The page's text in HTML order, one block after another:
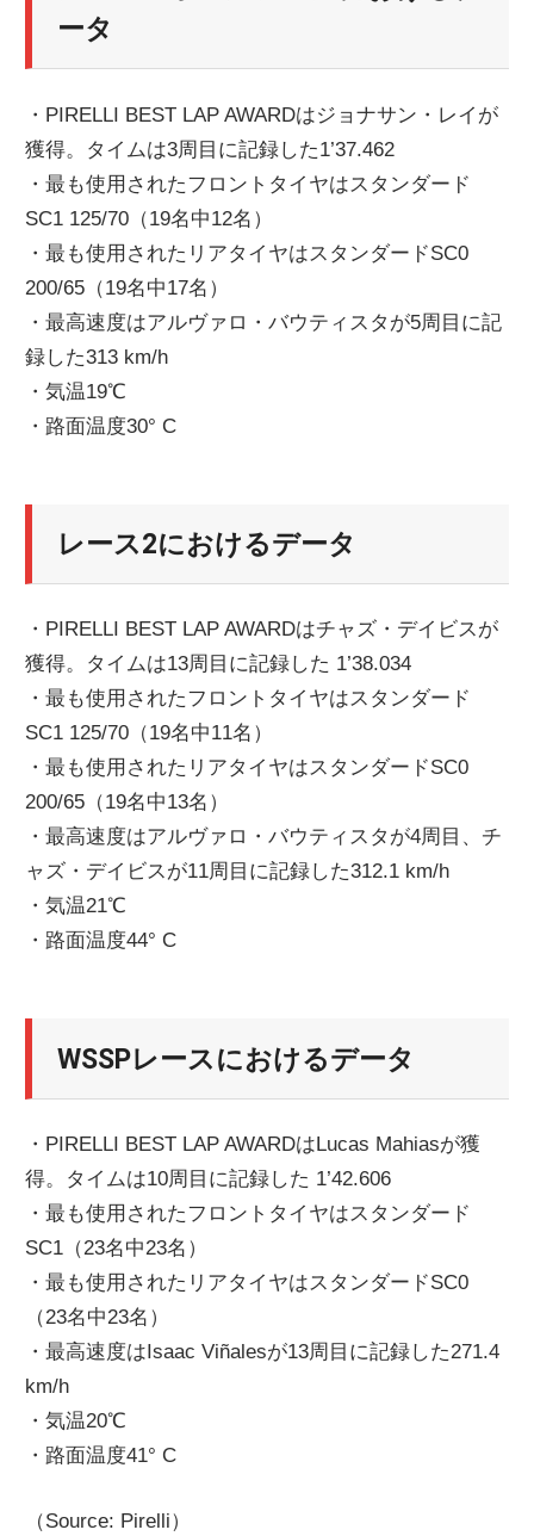
ータ
・PIRELLI BEST LAP AWARDはジョナサン・レイが
獲得。タイムは3周目に記録した1’37.462
・最も使用されたフロントタイヤはスタンダード
SC1 125/70（19名中12名）
・最も使用されたリアタイヤはスタンダードSC0
200/65（19名中17名）
・最高速度はアルヴァロ・バウティスタが5周目に記
録した313 km/h
・気温19℃
・路面温度30° C
レース2におけるデータ
・PIRELLI BEST LAP AWARDはチャズ・デイビスが
獲得。タイムは13周目に記録した 1’38.034
・最も使用されたフロントタイヤはスタンダード
SC1 125/70（19名中11名）
・最も使用されたリアタイヤはスタンダードSC0
200/65（19名中13名）
・最高速度はアルヴァロ・バウティスタが4周目、チ
ャズ・デイビスが11周目に記録した312.1 km/h
・気温21℃
・路面温度44° C
WSSPレースにおけるデータ
・PIRELLI BEST LAP AWARDはLucas Mahiasが獲
得。タイムは10周目に記録した 1’42.606
・最も使用されたフロントタイヤはスタンダード
SC1（23名中23名）
・最も使用されたリアタイヤはスタンダードSC0
（23名中23名）
・最高速度はIsaac Viñalesが13周目に記録した271.4
km/h
・気温20℃
・路面温度41° C
（Source: Pirelli）